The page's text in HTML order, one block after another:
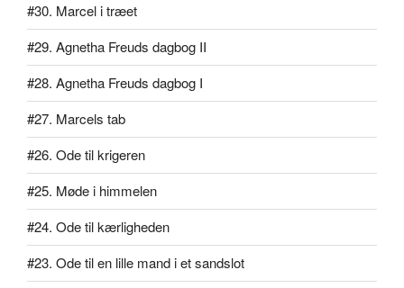
#30. Marcel i træet
#29. Agnetha Freuds dagbog II
#28. Agnetha Freuds dagbog I
#27. Marcels tab
#26. Ode til krigeren
#25. Møde i himmelen
#24. Ode til kærligheden
#23. Ode til en lille mand i et sandslot